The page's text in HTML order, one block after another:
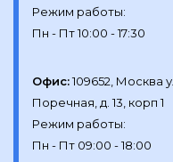
Режим работы:
Офис:109652, Москва
Поречная, д. 13, корп 1
Режим работы: